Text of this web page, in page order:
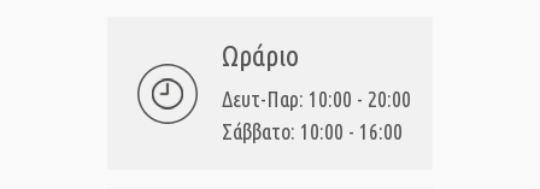
Ωράριο
Δευτ-Παρ: 10:00 - 20:00
Σάββατο: 10:00 - 16:00